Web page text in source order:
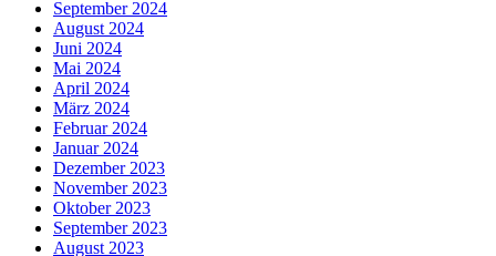
September 2024
August 2024
Juni 2024
Mai 2024
April 2024
März 2024
Februar 2024
Januar 2024
Dezember 2023
November 2023
Oktober 2023
September 2023
August 2023